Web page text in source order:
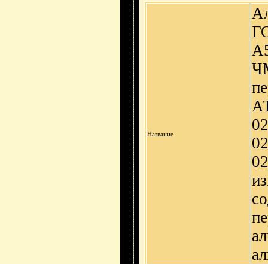
Название